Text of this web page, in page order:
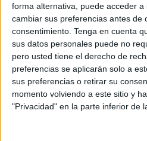
forma alternativa, puede acceder
cambiar sus preferencias antes de
consentimiento. Tenga en cuenta
sus datos personales puede no
pero usted tiene el derecho de
preferencias se aplicarán solo a
sus preferencias o retirar su
momento volviendo a este sitio y
"Privacidad" en la parte inferior de
La nueva incorporación
paso por Lola como Global
donde ha trabajado para
Mattel, Bulldog o Desigual.
trabajado en Grey Group
Cuentas Regional, en
Supervisora de Cuentas y
Cuentas en Contrapunto,